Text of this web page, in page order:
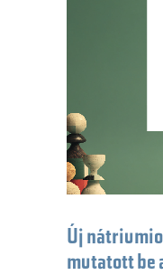
Új
mutatott be